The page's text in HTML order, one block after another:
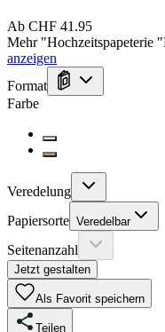
Ab CHF 41.95
Mehr"Hochzeitspapeterie
anzeigen
Format
Farbe
Veredelung
Papiersorte Veredelbar
Seitenanzahl
Jetzt gestalten
Als Favorit speichern
Teilen